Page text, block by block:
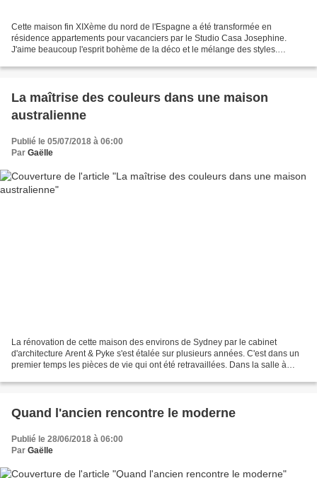
Cette maison fin XIXème du nord de l'Espagne a été transformée en
résidence appartements pour vacanciers par le Studio Casa Josephine.
J'aime beaucoup l'esprit bohème de la déco et le mélange des styles.
La maîtrise des couleurs dans une maison
australienne
Publié le 05/07/2018 à 06:00
Par Gaëlle
La rénovation de cette maison des environs de Sydney par le cabinet
d'architecture Arent & Pyke s'est étalée sur plusieurs années. C'est dans un
premier temps les pièces de vie qui ont été retravaillées. Dans la salle à
Quand l'ancien rencontre le moderne
Publié le 28/06/2018 à 06:00
Par Gaëlle